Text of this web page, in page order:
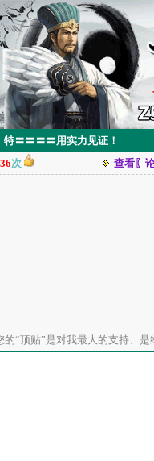
〓〓〓〓用实力见证！
次 查看〖
的“顶贴”是对我最大的支持、